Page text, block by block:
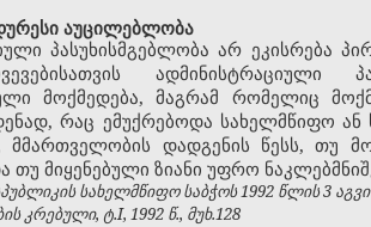
აუცილებლობა
პასუხისმგებლობა არ ეკისრება
მოქმედება, მაგრამ რომელიც
რაც ემუქრებოდა სახელმწიფო
მმართველობის დადგენის წესს, თუ
თუ მიყენებული ზიანი უფრო
სახელმწიფო საბჭოს 1992 წლის 3
კრებული, ტ.I, 1992 წ., მუხ.128